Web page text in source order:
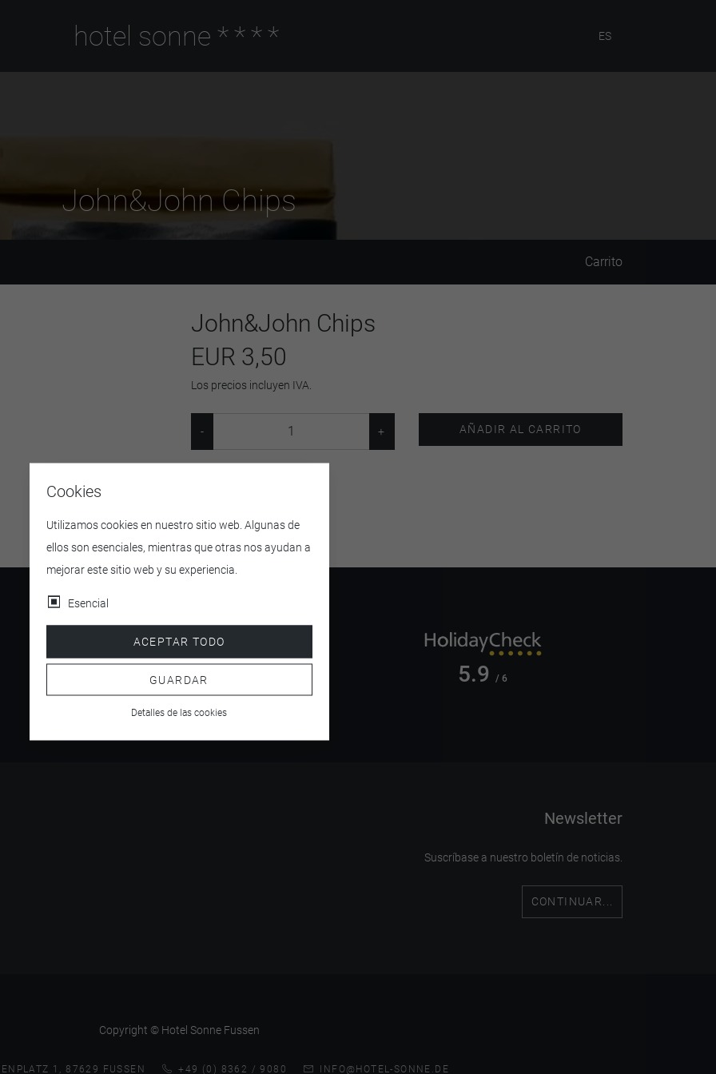
hotel sonne **** ES
John&John Chips
Carrito
John&John Chips
EUR 3,50
Los precios incluyen IVA.
AÑADIR AL CARRITO
4.5/ 5 5.9 / 6
Newsletter
Suscríbase a nuestro boletín de noticias.
CONTINUAR...
Copyright © Hotel Sonne Fussen
1, 87629 FUSSEN +49 (0) 8362 / 9080 INFO@HOTEL-SONNE.DE
Cookies
Utilizamos cookies en nuestro sitio web. Algunas de
ellos son esenciales, mientras que otras nos ayudan a
mejorar este sitio web y su experiencia.
Esencial
ACEPTAR TODO
GUARDAR
Detalles de las cookies